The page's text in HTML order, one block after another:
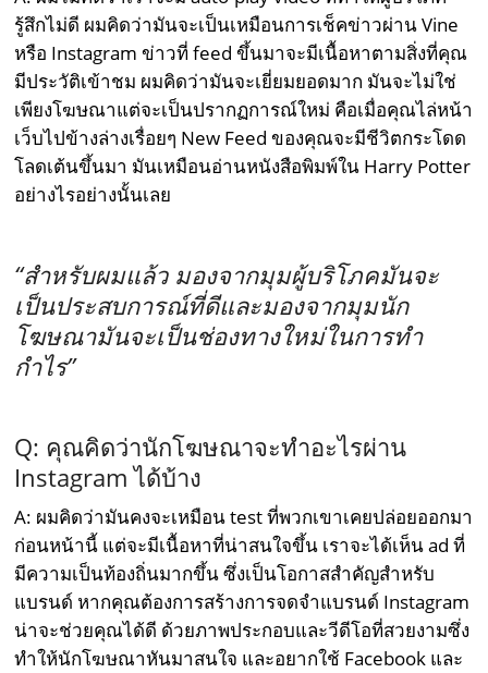
รู้สึกไม่ดี ผมคิดว่ามันจะเป็นเหมือนการเช็คข่าวผ่าน Vine
หรือ Instagram ข่าวที่ feed ขึ้นมาจะมีเนื้อหาตามสิ่งที่คุณ
มีประวัติเข้าชม ผมคิดว่ามันจะเยี่ยมยอดมาก มันจะไม่ใช่
เพียงโฆษณาแต่จะเป็นปรากฏการณ์ใหม่ คือเมื่อคุณไล่หน้า
เว็บไปข้างล่างเรื่อยๆ New Feed ของคุณจะมีชีวิตกระโดด
โลดเต้นขึ้นมา มันเหมือนอ่านหนังสือพิมพ์ใน Harry Potter
อย่างไรอย่างนั้นเลย
“สำหรับผมแล้ว มองจากมุมผู้บริโภคมันจะ
เป็นประสบการณ์ที่ดีและมองจากมุมนัก
โฆษณามันจะเป็นช่องทางใหม่ในการทำ
กำไร”
Q: คุณคิดว่านักโฆษณาจะทำอะไรผ่าน
Instagram ได้บ้าง
A: ผมคิดว่ามันคงจะเหมือน test ที่พวกเขาเคยปล่อยออกมา
ก่อนหน้านี้ แต่จะมีเนื้อหาที่น่าสนใจขึ้น เราจะได้เห็น ad ที่
มีความเป็นท้องถิ่นมากขึ้น ซึ่งเป็นโอกาสสำคัญสำหรับ
แบรนด์ หากคุณต้องการสร้างการจดจำแบรนด์ Instagram
น่าจะช่วยคุณได้ดี ด้วยภาพประกอบและวีดีโอที่สวยงามซึ่ง
ทำให้นักโฆษณาหันมาสนใจ และอยากใช้ Facebook และ